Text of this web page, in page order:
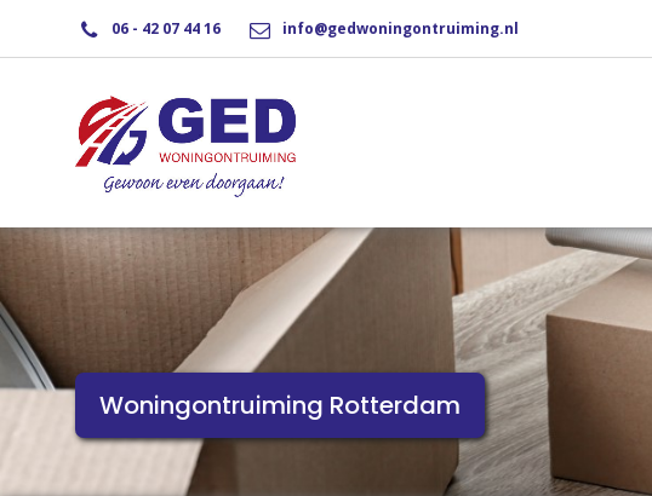
06 - 42 07 44 16 info@gedwoningontruiming.nl
Woningontruiming Rotterdam